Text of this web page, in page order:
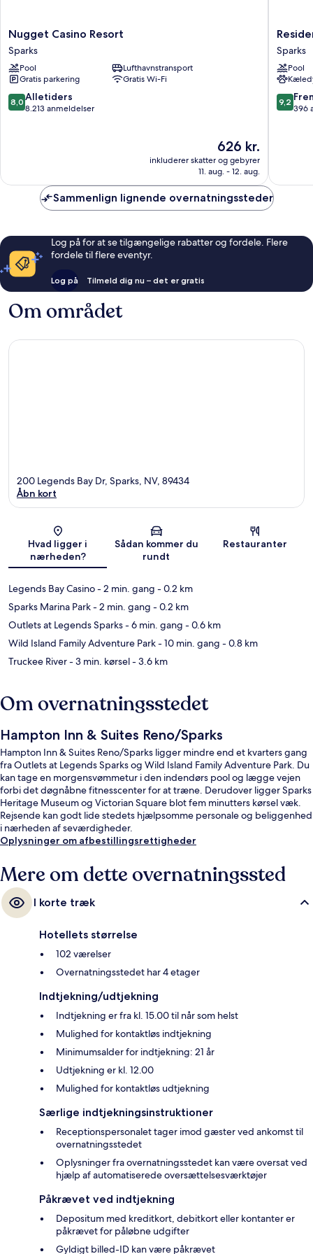
Nugget
Casino
Resort
Sparks
Nugget Casino Resort
Sparks
Pool
Lufthavnstransport
Gratis parkering
Gratis Wi-Fi
8.0
ud
8,0 Alletiders
8.213 anmeldelser
Prisen
626 kr.
626 kr.
inkluderer skatter og gebyrer
11. aug. - 12. aug.
Inn
by
Marriott
Reno
Sparks
Sparks
Sparks
Pool
9.2
ud
9,2
396
Sammenlign lignende overnatningssteder
Log på for at se tilgængelige rabatter og fordele. Flere
fordele til flere eventyr.
Log på Tilmeld dig nu – det er gratis
Om området
Kort
200 Legends Bay Dr, Sparks, NV, 89434
Åbn kort
Hvad ligger i
nærheden?
Sådan kommer du
rundt
Restauranter
Legends Bay Casino- 2 min. gang - 0.2 km
Sparks Marina Park- 2 min. gang - 0.2 km
Outlets at Legends Sparks- 6 min. gang - 0.6 km
Wild Island Family Adventure Park- 10 min. gang - 0.8 km
Truckee River- 3 min. kørsel- 3.6 km
Om overnatningsstedet
Hampton Inn & Suites Reno/Sparks
Hampton Inn & Suites Reno/Sparks ligger mindre end et kvarters gang
fra Outlets at Legends Sparks og Wild Island Family Adventure Park. Du
kan tage en morgensvømmetur i den indendørs pool og lægge vejen
forbi det døgnåbne fitnesscenter for at træne. Derudover ligger Sparks
Heritage Museum og Victorian Square blot fem minutters kørsel væk.
Rejsende kan godt lide stedets hjælpsomme personale og beliggenhed
i nærheden af seværdigheder.
Oplysninger om afbestillingsrettigheder
Mere om dette overnatningssted
I korte træk
Hotellets størrelse
102 værelser
Overnatningsstedet har 4 etager
Indtjekning/udtjekning
Indtjekning er fra kl. 15.00 til når som helst
Mulighed for kontaktløs indtjekning
Minimumsalder for indtjekning: 21 år
Udtjekning er kl. 12.00
Mulighed for kontaktløs udtjekning
Særlige indtjekningsinstruktioner
Receptionspersonalet tager imod gæster ved ankomst til
overnatningsstedet
Oplysninger fra overnatningsstedet kan være oversat ved
hjælp af automatiserede oversættelsesværktøjer
Påkrævet ved indtjekning
Depositum med kreditkort, debitkort eller kontanter er
påkrævet for påløbne udgifter
Gyldigt billed-ID kan være påkrævet